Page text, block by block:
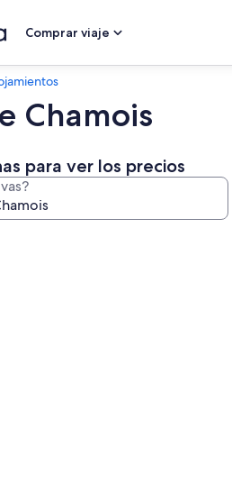
Comprar viaje
Chamois
para ver los precios